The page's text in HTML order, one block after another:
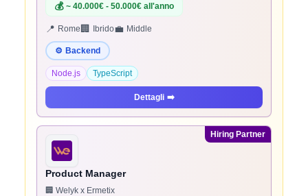
💰 ~ 40.000€ - 50.000€ all'anno
📍 Rome 🏢 Ibrido💼 Middle
⚙️ Backend
Node.js TypeScript
Dettagli ➡️
Hiring Partner
Product Manager
🏢 Welyk x Ermetix